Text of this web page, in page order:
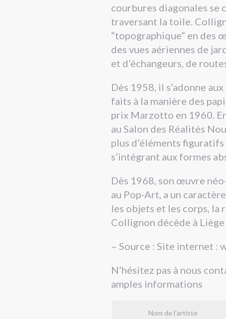
courbures diagonales se
traversant la toile.
“topographique” en des
des vues aériennes de
et d’échangeurs, de
Dès 1958, il s’adonne
faits à la manière des
prix Marzotto en 1960.
au Salon des Réalités
plus d’éléments
s’intégrant aux formes
Dès 1968, son œuvre
au Pop-Art, a un
les objets et les corps, la
Collignon décède à
– Source : Site internet :
N’hésitez pas à nous
amples informations
Nom de l’artiste